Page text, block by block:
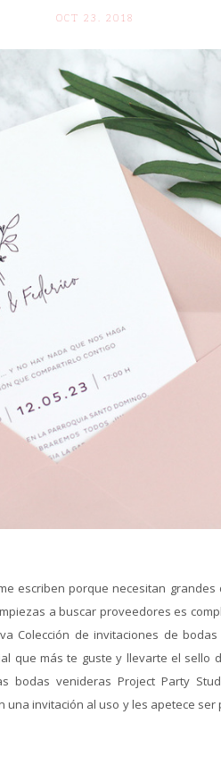
OCT 23. 2018
escriben porque necesitan
a buscar proveedores es
Colección de invitaciones de
que más te guste y llevarte el sello
bodas venideras Project Party
invitación al uso y les apetece